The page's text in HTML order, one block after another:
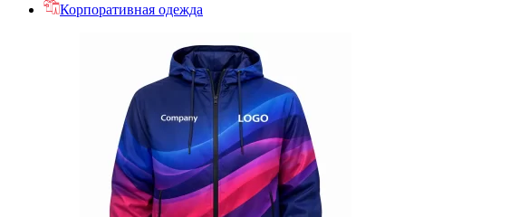
Корпоративная одежда